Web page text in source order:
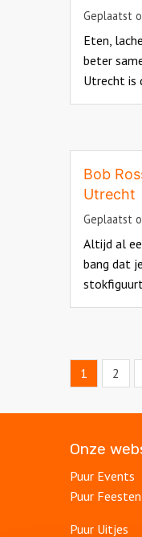
Geplaatst
Eten,
beter
Utrecht is
about
Bob
Utrecht
Geplaatst
Altijd al
bang dat
1 2
Onze
Puur Events
Puur Feesten
Puur Uitjes